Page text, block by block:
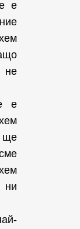
е
не
е
ни